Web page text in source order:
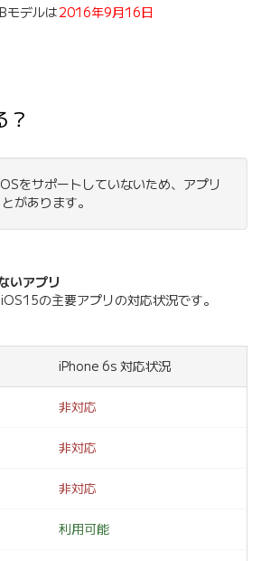
モデルは2016年9月16日
？
をサポートしていないため、アプリ
があります。
いアプリ
の主要アプリの対応状況です。
iPhone 6s 対応状況
非対応
非対応
非対応
利用可能